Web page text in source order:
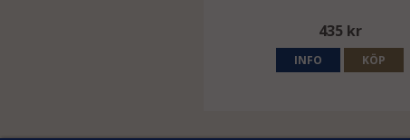
435 kr
INFO KÖP